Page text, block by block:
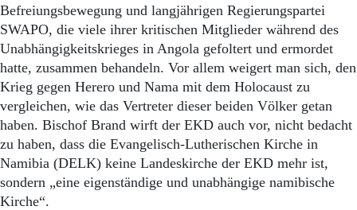
Befreiungsbewegung und langjährigen Regierungspartei
SWAPO, die viele ihrer kritischen Mitglieder während des
Unabhängigkeitskrieges in Angola gefoltert und ermordet
hatte, zusammen behandeln. Vor allem weigert man sich, den
Krieg gegen Herero und Nama mit dem Holocaust zu
vergleichen, wie das Vertreter dieser beiden Völker getan
haben. Bischof Brand wirft der EKD auch vor, nicht bedacht
zu haben, dass die Evangelisch-Lutherischen Kirche in
Namibia (DELK) keine Landeskirche der EKD mehr ist,
sondern „eine eigenständige und unabhängige namibische
Kirche“.